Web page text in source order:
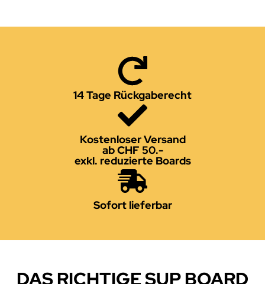
14 Tage Rückgaberecht
Kostenloser Versand
ab CHF 50.-
exkl. reduzierte Boards
Sofort lieferbar
DAS RICHTIGE SUP BOARD